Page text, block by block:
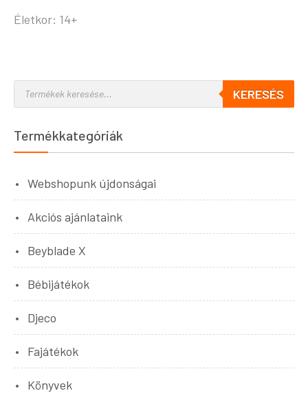
Életkor: 14+
KERESÉS
Termékkategóriák
Webshopunk újdonságai
Akciós ajánlataink
Beyblade X
Bébijátékok
Djeco
Fajátékok
Könyvek